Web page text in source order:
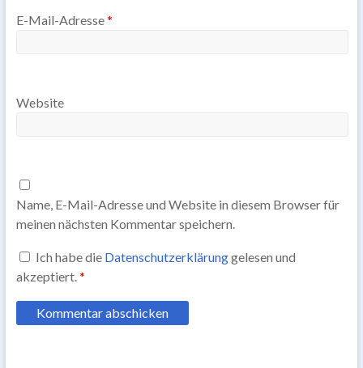
E-Mail-Adresse*
Website
Name, E-Mail-Adresse und Website in diesem Browser für
meinen nächsten Kommentar speichern.
Ich habe die Datenschutzerklärunggelesen und
akzeptiert.*